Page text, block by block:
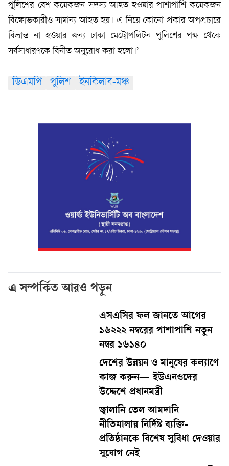
পুলিশের বেশ কয়েকজন সদস্য আহত হওয়ার পাশাপাশি কয়েকজন
বিক্ষোভকারীও সামান্য আহত হয়। এ নিয়ে কোনো প্রকার অপপ্রচারে
বিভ্রান্ত না হওয়ার জন্য ঢাকা মেট্রোপলিটন পুলিশের পক্ষ থেকে
সর্বসাধারণকে বিনীত অনুরোধ করা হলো।’
ডিএমপি পুলিশ ইনকিলাব-মঞ্চ
এ সম্পর্কিত আরও পড়ুন
এসএসির ফল জানতে আগের
১৬২২২ নম্বরের পাশাপাশি নতুন
নম্বর ১৬১৪০
দেশের উন্নয়ন ও মানুষের কল্যাণে
কাজ করুন— ইউএনওদের
উদ্দেশে প্রধানমন্ত্রী
জ্বালানি তেল আমদানি
নীতিমালায় নির্দিষ্ট ব্যক্তি-
প্রতিষ্ঠানকে বিশেষ সুবিধা দেওয়ার
সুযোগ নেই